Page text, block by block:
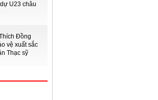
U23 châu
Đồng
vệ xuất sắc
Thạc sỹ